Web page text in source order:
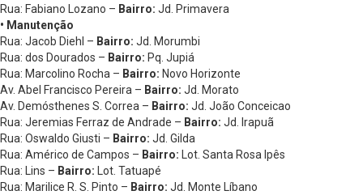
Rua: Fabiano Lozano – Bairro: Jd. Primavera
• Manutenção
Rua: Jacob Diehl – Bairro: Jd. Morumbi
Rua: dos Dourados – Bairro: Pq. Jupiá
Rua: Marcolino Rocha – Bairro: Novo Horizonte
Av. Abel Francisco Pereira – Bairro: Jd. Morato
Av. Demósthenes S. Correa – Bairro: Jd. João Conceicao
Rua: Jeremias Ferraz de Andrade – Bairro: Jd. Irapuã
Rua: Oswaldo Giusti – Bairro: Jd. Gilda
Rua: Américo de Campos – Bairro: Lot. Santa Rosa Ipês
Rua: Lins – Bairro: Lot. Tatuapé
Rua: Marilice R. S. Pinto – Bairro: Jd. Monte Líbano